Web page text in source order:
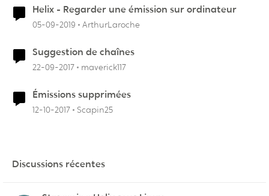
Helix - Regarder une émission sur ordinateur
05-09-2019 ArthurLaroche
Suggestion de chaînes
22-09-2017 maverick117
Émissions supprimées
12-10-2017 Scapin25
Discussions récentes